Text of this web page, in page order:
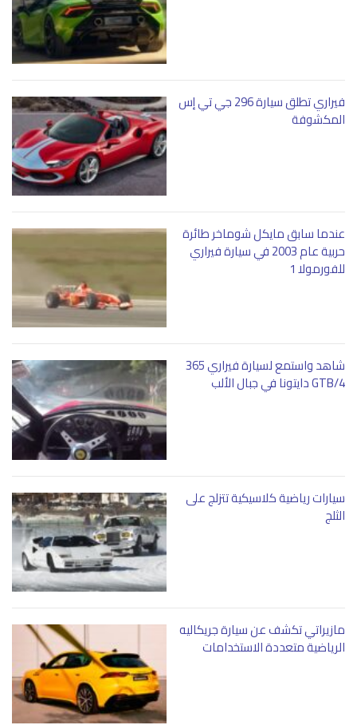
فيراري تطلق سيارة 296 جي تي إس
المكشوفة
عندما سابق مايكل شوماخر طائرة
حربية عام 2003 في سيارة فيراري
للفورمولا 1
شاهد واستمع لسيارة فيراري 365
GTB/4 دايتونا في جبال الألب
سيارات رياضية كلاسيكية تتزلج على
الثلج
مازيراتي تكشف عن سيارة جريكاليه
الرياضية متعددة الاستخدامات